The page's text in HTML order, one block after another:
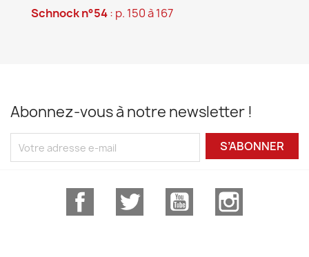
Schnock n°54: p. 150 à 167
Abonnez-vous à notre newsletter !
S’ABONNER
Facebook Twitter YouTube